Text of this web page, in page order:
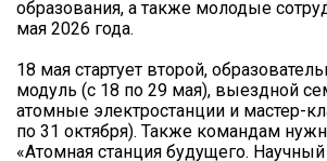
образования, а также молодые
мая 2026 года.
18 мая стартует второй,
модуль (с 18 по 29 мая), выездной
атомные электростанции и мастер-
по 31 октября). Также командам
«Атомная станция будущего.